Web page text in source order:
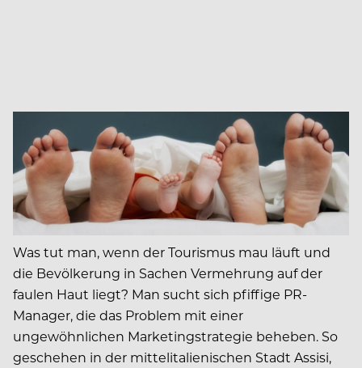
Was tut man, wenn der Tourismus mau läuft und
die Bevölkerung in Sachen Vermehrung auf der
faulen Haut liegt? Man sucht sich pfiffige PR-
Manager, die das Problem mit einer
ungewöhnlichen Marketingstrategie beheben. So
geschehen in der mittelitalienischen Stadt Assisi,